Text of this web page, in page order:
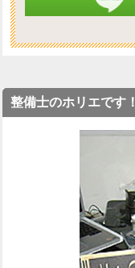
整備士のホリエです！